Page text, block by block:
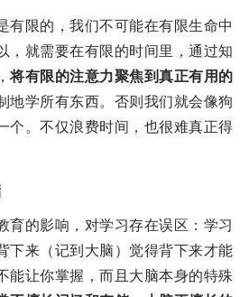
有限的，我们不可能在有限生命中
，就需要在有限的时间里，通过知
将有限的注意力聚焦到真正有用的
地学所有东西。否则我们就会像狗
个。不仅浪费时间，也很难真正得
育的影响，对学习存在误区：学习
下来（记到大脑）觉得背下来才能
能让你掌握，而且大脑本身的特殊